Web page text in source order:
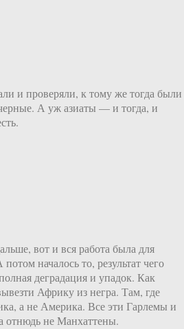
и проверяли, к тому же тогда были
А уж азиаты — и тогда, и
вот и вся работа была для
началось то, результат чего
деградация и упадок. Как
Африку из негра. Там, где
а не Америка. Все эти Гарлемы и
не Манхаттены.